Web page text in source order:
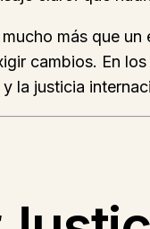
más que
cambios. En
la justicia